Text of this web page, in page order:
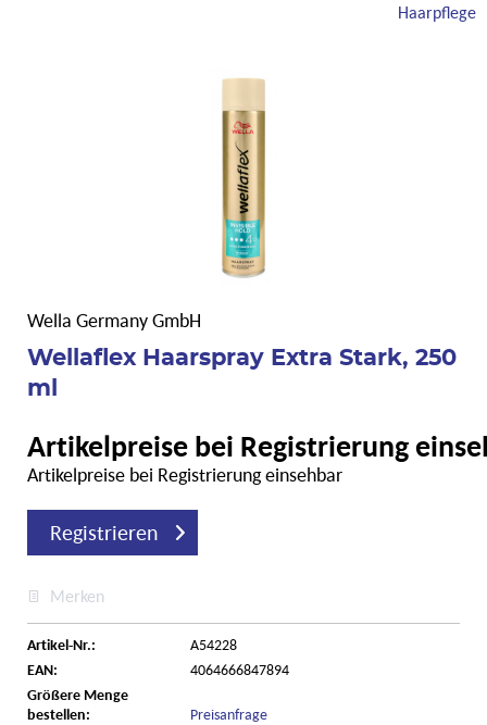
Haarpflege
Wella Germany GmbH
Wellaflex Haarspray Extra Stark, 250
ml
Artikelpreise bei Registrierung
Artikelpreise bei Registrierung einsehbar
Registrieren
Merken
Artikel-Nr.:
A54228
EAN:
4064666847894
Größere Menge
bestellen:
Preisanfrage